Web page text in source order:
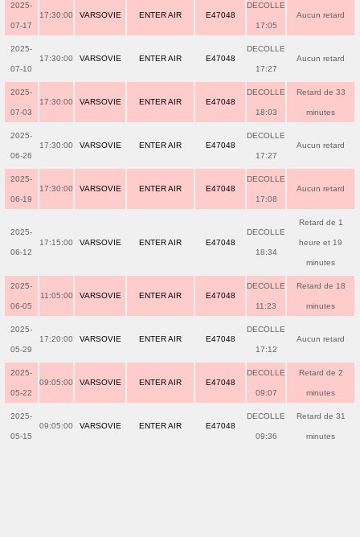
2025-
07-17
17:30:00 VARSOVIE ENTER AIR E47048
DECOLLE
17:05
Aucun retard
2025-
07-10
17:30:00 VARSOVIE ENTER AIR E47048
DECOLLE
17:27
Aucun retard
2025-
07-03
17:30:00 VARSOVIE ENTER AIR E47048
DECOLLE
18:03
Retard de 33
minutes
2025-
06-26
17:30:00 VARSOVIE ENTER AIR E47048
DECOLLE
17:27
Aucun retard
2025-
06-19
17:30:00 VARSOVIE ENTER AIR E47048
DECOLLE
17:08
Aucun retard
2025-
06-12
17:15:00 VARSOVIE ENTER AIR E47048
DECOLLE
18:34
Retard de 1
heure et 19
minutes
2025-
06-05
11:05:00 VARSOVIE ENTER AIR E47048
DECOLLE
11:23
Retard de 18
minutes
2025-
05-29
17:20:00 VARSOVIE ENTER AIR E47048
DECOLLE
17:12
Aucun retard
2025-
05-22
09:05:00 VARSOVIE ENTER AIR E47048
DECOLLE
09:07
Retard de 2
minutes
2025-
05-15
09:05:00 VARSOVIE ENTER AIR E47048
DECOLLE
09:36
Retard de 31
minutes